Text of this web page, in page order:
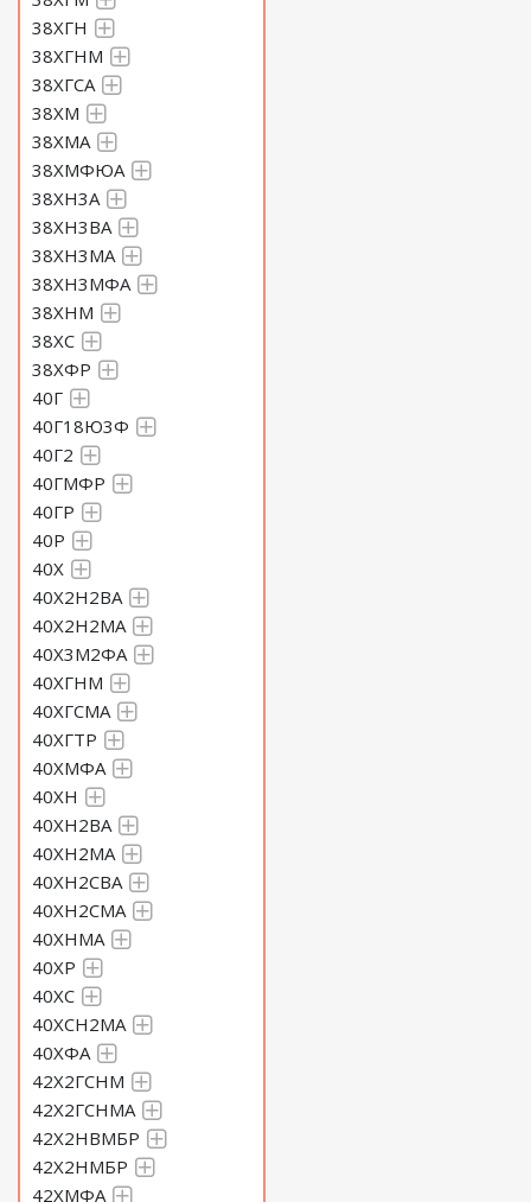
38ХГН
38ХГНМ
38ХГСА
38ХМ
38ХМА
38ХМФЮА
38ХН3А
38ХН3ВА
38ХН3МА
38ХН3МФА
38ХНМ
38ХС
38ХФР
40Г
40Г18Ю3Ф
40Г2
40ГМФР
40ГР
40Р
40Х
40Х2Н2ВА
40Х2Н2МА
40Х3М2ФА
40ХГНМ
40ХГСМА
40ХГТР
40ХМФА
40ХН
40ХН2ВА
40ХН2МА
40ХН2СВА
40ХН2СМА
40ХНМА
40ХР
40ХС
40ХСН2МА
40ХФА
42Х2ГСНМ
42Х2ГСНМА
42Х2НВМБР
42Х2НМБР
42ХМФА